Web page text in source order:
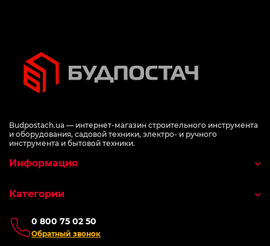
Budpostach.ua — интернет-магазин строительного инструмента
и оборудования, садовой техники, электро- и ручного
инструмента и бытовой техники.
0 800 75 02 50
Обратный звонок
Информация
Категории